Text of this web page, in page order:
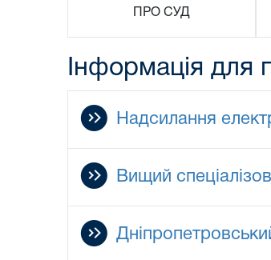
ПРО СУД
Інформація для
Надсилання
Вищий